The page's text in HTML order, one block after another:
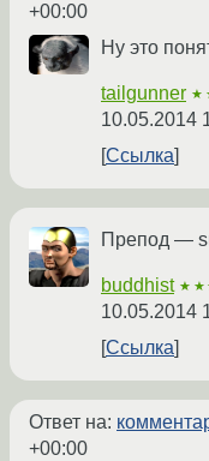
+00:00
Ну это
tailgunner
10.05.2014
Ссылка
Препод —
buddhist
10.05.2014
Ссылка
Ответ на:
+00:00